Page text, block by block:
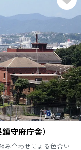
守府庁舎）
み合わせによる色合い